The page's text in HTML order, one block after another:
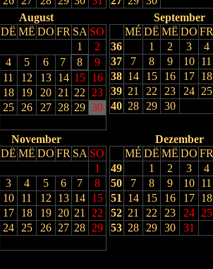
August
DË MË DO FR SA SO
1
2
4 5 6 7 8
9
11 12 13 14 15 16
18 19 20 21 22
23
25 26 27 28 29 30
September
MÉ DË MË DO FR
36
1 2 3 4
37
7 8 9 10 11
38 14 15 16 17 18
39 21 22 23 24 25
40 28 29 30
November
DË MË DO FR SA SO
1
3 4 5 6 7
8
10 11 12 13 14 15
17 18 19 20 21
22
24 25 26 27 28 29
Dezember
MÉ DË MË DO FR
49
1 2 3 4
50
7 8 9 10 11
51
14 15 16 17 18
52 21 22 23 24 25
53 28 29 30 31